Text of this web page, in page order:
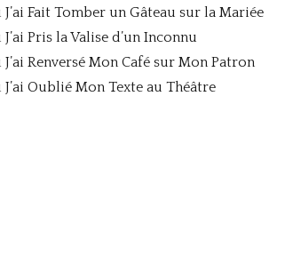
J’ai Fait Tomber un Gâteau sur la Mariée
Pris la Valise d’un Inconnu
J’ai Renversé Mon Café sur Mon Patron
J’ai Oublié Mon Texte au Théâtre